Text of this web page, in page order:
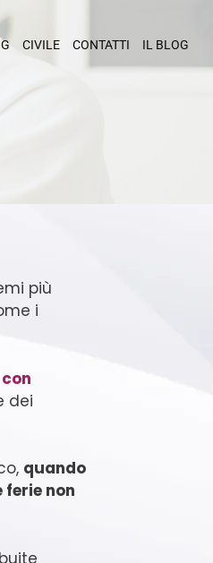
CIVILE CONTATTI IL BLOG
più
i
dei
quando
non